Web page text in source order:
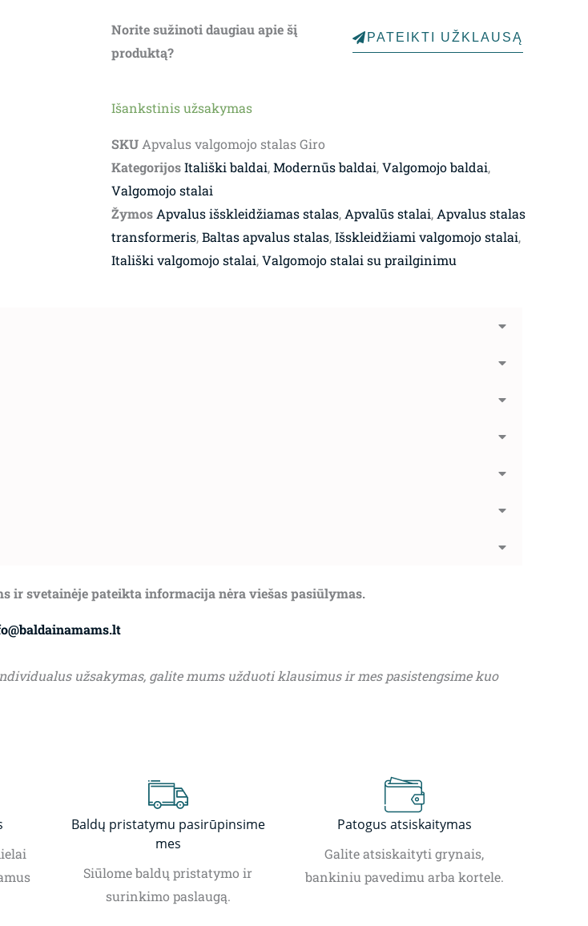
Norite sužinoti daugiau apie šį
produktą?
PATEIKTI UŽKLAUSĄ
Išankstinis užsakymas
SKU Apvalus valgomojo stalas Giro
KategorijosItališki baldai,Modernūs baldai,Valgomojo baldai,
Valgomojo stalai
Žymos Apvalus išskleidžiamas stalas, Apvalūs stalai, Apvalus stalas
transformeris,Baltas apvalus stalas,Išskleidžiami valgomojo stalai,
Itališki valgomojo stalai,Valgomojo stalai su prailginimu
ir svetainėje pateikta informacija nėra viešas pasiūlymas.
užsakymas, galite mums užduoti klausimus ir mes pasistengsime kuo
Baldų pristatymu pasirūpinsime
mes
Siūlome baldų pristatymo ir
surinkimo paslaugą.
Patogus atsiskaitymas
Galite atsiskaityti grynais,
bankiniu pavedimu arba kortele.